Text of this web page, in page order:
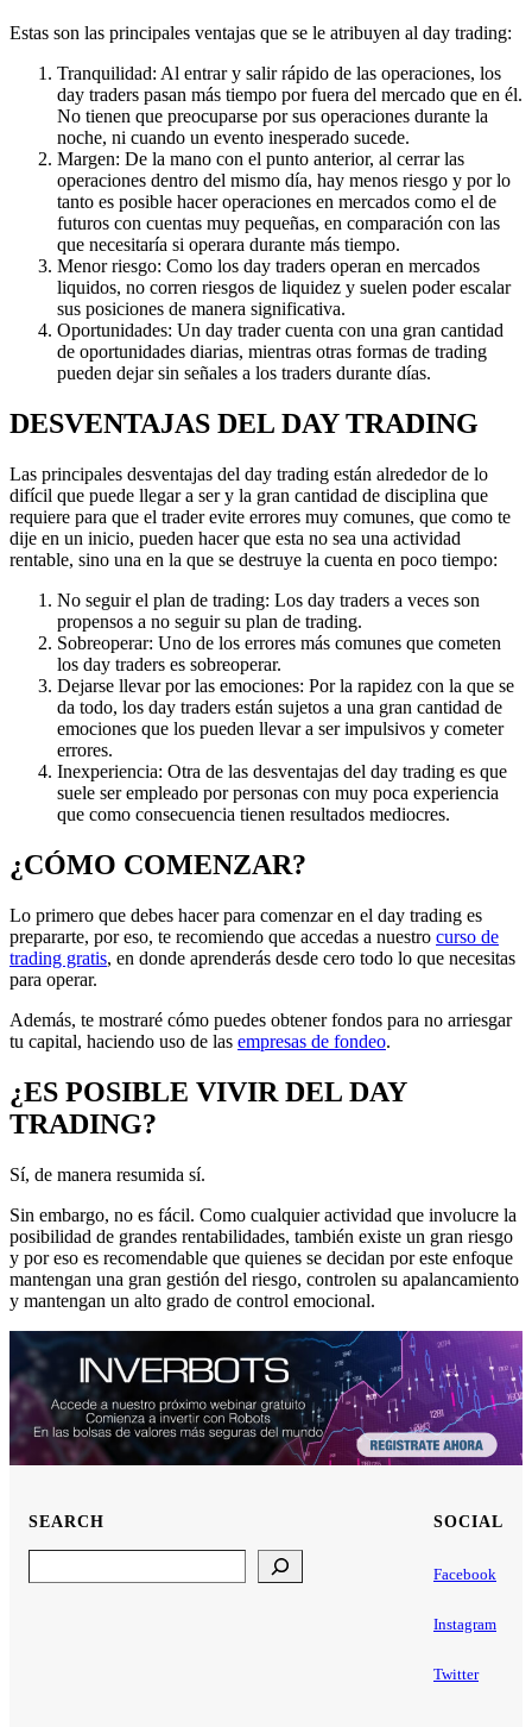
Estas son las principales ventajas que se le atribuyen al day trading:
Tranquilidad: Al entrar y salir rápido de las operaciones, los
day traders pasan más tiempo por fuera del mercado que en él.
No tienen que preocuparse por sus operaciones durante la
noche, ni cuando un evento inesperado sucede.
Margen: De la mano con el punto anterior, al cerrar las
operaciones dentro del mismo día, hay menos riesgo y por lo
tanto es posible hacer operaciones en mercados como el de
futuros con cuentas muy pequeñas, en comparación con las
que necesitaría si operara durante más tiempo.
Menor riesgo: Como los day traders operan en mercados
liquidos, no corren riesgos de liquidez y suelen poder escalar
sus posiciones de manera significativa.
Oportunidades: Un day trader cuenta con una gran cantidad
de oportunidades diarias, mientras otras formas de trading
pueden dejar sin señales a los traders durante días.
DESVENTAJAS DEL DAY TRADING
Las principales desventajas del day trading están alrededor de lo
difícil que puede llegar a ser y la gran cantidad de disciplina que
requiere para que el trader evite errores muy comunes, que como te
dije en un inicio, pueden hacer que esta no sea una actividad
rentable, sino una en la que se destruye la cuenta en poco tiempo:
No seguir el plan de trading: Los day traders a veces son
propensos a no seguir su plan de trading.
Sobreoperar: Uno de los errores más comunes que cometen
los day traders es sobreoperar.
Dejarse llevar por las emociones: Por la rapidez con la que se
da todo, los day traders están sujetos a una gran cantidad de
emociones que los pueden llevar a ser impulsivos y cometer
errores.
Inexperiencia: Otra de las desventajas del day trading es que
suele ser empleado por personas con muy poca experiencia
que como consecuencia tienen resultados mediocres.
¿CÓMO COMENZAR?
Lo primero que debes hacer para comenzar en el day trading es
prepararte, por eso, te recomiendo que accedas a nuestro curso de
trading gratis, en donde aprenderás desde cero todo lo que necesitas
para operar.
Además, te mostraré cómo puedes obtener fondos para no arriesgar
tu capital, haciendo uso de las empresas de fondeo.
¿ES POSIBLE VIVIR DEL DAY
TRADING?
Sí, de manera resumida sí.
Sin embargo, no es fácil. Como cualquier actividad que involucre la
posibilidad de grandes rentabilidades, también existe un gran riesgo
y por eso es recomendable que quienes se decidan por este enfoque
mantengan una gran gestión del riesgo, controlen su apalancamiento
y mantengan un alto grado de control emocional.
SEARCH SOCIAL
Facebook
Instagram
Twitter